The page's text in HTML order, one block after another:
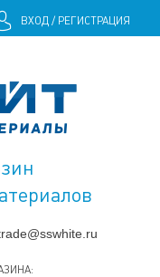
ВХОД/ РЕГИСТРАЦИЯ